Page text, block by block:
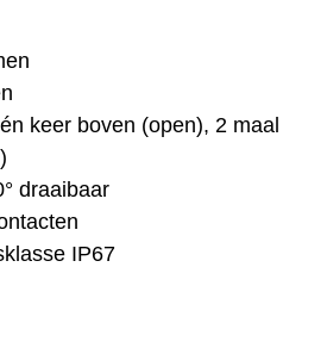
keer boven (open), 2 maal
draaibaar
IP67